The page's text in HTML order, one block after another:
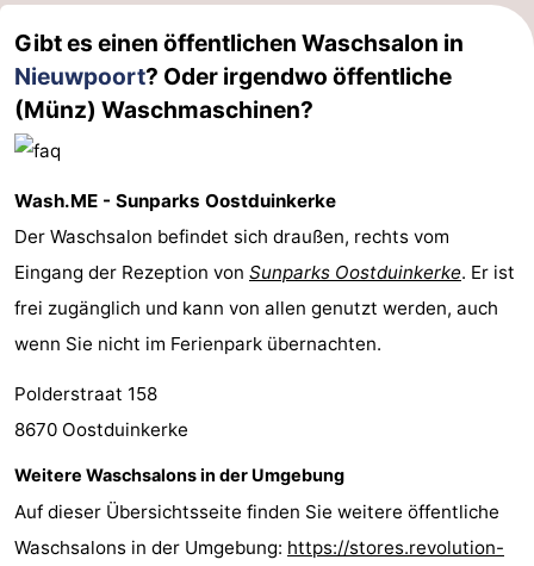
und
trinken
Veranstaltungen
Praktisch
Route
-
Parken
-
Küstetram
Medizin
Westflandern
Gibt es einen öffentlichen Waschsalon in
Nieuwpoort? Oder irgendwo öffentliche
(Münz) Waschmaschinen?
Wash.ME - Sunparks Oostduinkerke
Der Waschsalon befindet sich draußen, rechts vom
Eingang der Rezeption von Sunparks Oostduinkerke. Er ist
frei zugänglich und kann von allen genutzt werden, auch
wenn Sie nicht im Ferienpark übernachten.
Polderstraat 158
8670 Oostduinkerke
Weitere Waschsalons in der Umgebung
Auf dieser Übersichtsseite finden Sie weitere öffentliche
Waschsalons in der Umgebung: https://stores.revolution-